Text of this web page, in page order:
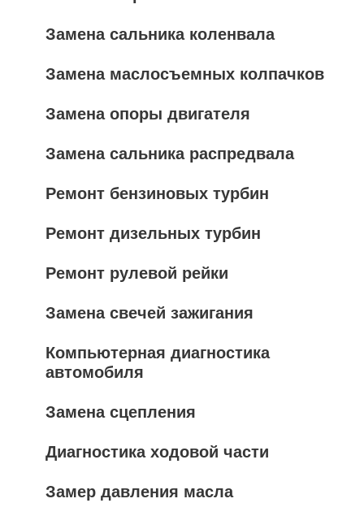
Замена сальника коленвала
Замена маслосъемных колпачков
Замена опоры двигателя
Замена сальника распредвала
Ремонт бензиновых турбин
Ремонт дизельных турбин
Ремонт рулевой рейки
Замена свечей зажигания
Компьютерная диагностика
автомобиля
Замена сцепления
Диагностика ходовой части
Замер давления масла